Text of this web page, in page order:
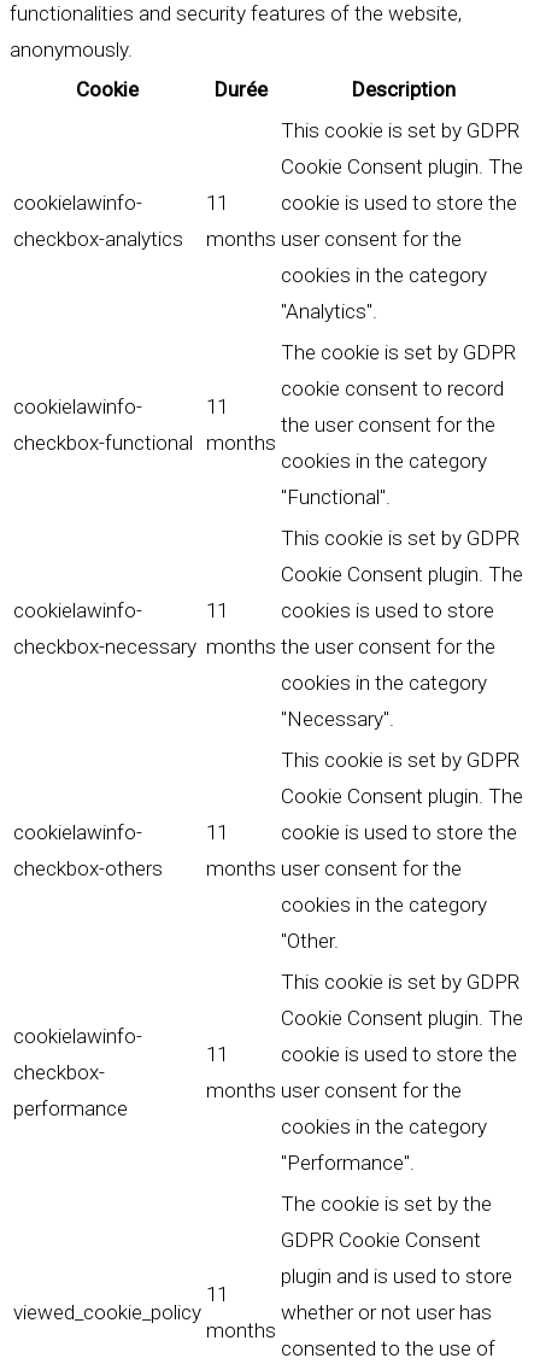
functionalities and security features of the website,
anonymously.
Cookie
Durée Description
cookielawinfo-
checkbox-analytics
11
months
This cookie is set by GDPR
Cookie Consent plugin. The
cookie is used to store the
user consent for the
cookies in the category
"Analytics".
cookielawinfo-
checkbox-functional
11
months
The cookie is set by GDPR
cookie consent to record
the user consent for the
cookies in the category
"Functional".
cookielawinfo-
checkbox-necessary
11
months
This cookie is set by GDPR
Cookie Consent plugin. The
cookies is used to store
the user consent for the
cookies in the category
"Necessary".
cookielawinfo-
checkbox-others
11
months
This cookie is set by GDPR
Cookie Consent plugin. The
cookie is used to store the
user consent for the
cookies in the category
"Other.
cookielawinfo-
checkbox-
performance
11
months
This cookie is set by GDPR
Cookie Consent plugin. The
cookie is used to store the
user consent for the
cookies in the category
"Performance".
viewed_cookie_policy
11
months
The cookie is set by the
GDPR Cookie Consent
plugin and is used to store
whether or not user has
consented to the use of